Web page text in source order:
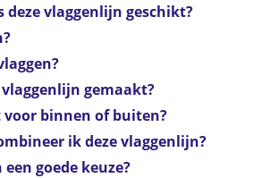
deze vlaggenlijn geschikt?
gemaakt?
voor binnen of buiten?
ik deze vlaggenlijn?
goede keuze?